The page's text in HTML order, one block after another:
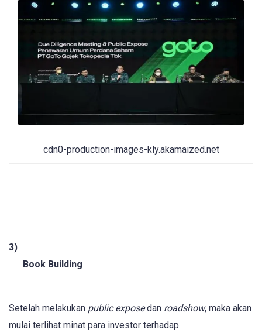
cdn0-production-images-kly.akamaized.net
3)
Book Building
Setelah melakukan public exposedan roadshow, maka akan
mulai terlihat minat para investor terhadap